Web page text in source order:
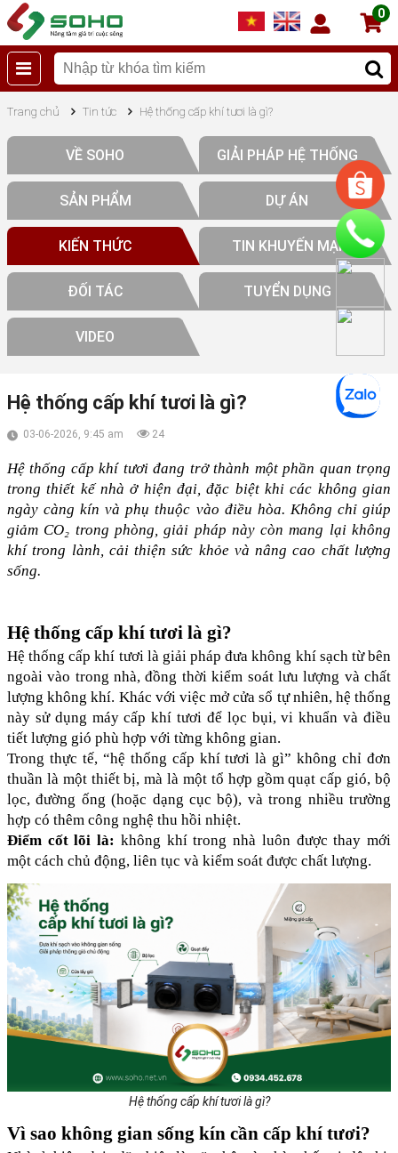
0
Trang chủ Tin tức Hệ thống cấp khí tươi là gì?
VỀ SOHO GIẢI PHÁP HỆ THỐNG
SẢN PHẨM DỰ ÁN
KIẾN THỨC TIN KHUYẾN MẠI
ĐỐI TÁC TUYỂN DỤNG
VIDEO
Hệ thống cấp khí tươi là gì?
03-06-2026, 9:45 am 24
Hệ thống cấp khí tươi đang trở thành một phần quan trọng
trong thiết kế nhà ở hiện đại, đặc biệt khi các không gian
ngày càng kín và phụ thuộc vào điều hòa. Không chỉ giúp
giảm CO₂ trong phòng, giải pháp này còn mang lại không
khí trong lành, cải thiện sức khỏe và nâng cao chất lượng
sống.
Hệ thống cấp khí tươi là gì?
Hệ thống cấp khí tươi là giải pháp đưa không khí sạch từ bên
ngoài vào trong nhà, đồng thời kiểm soát lưu lượng và chất
lượng không khí. Khác với việc mở cửa sổ tự nhiên, hệ thống
này sử dụng máy cấp khí tươi để lọc bụi, vi khuẩn và điều
tiết lượng gió phù hợp với từng không gian.
Trong thực tế, “hệ thống cấp khí tươi là gì” không chỉ đơn
thuần là một thiết bị, mà là một tổ hợp gồm quạt cấp gió, bộ
lọc, đường ống (hoặc dạng cục bộ), và trong nhiều trường
hợp có thêm công nghệ thu hồi nhiệt.
Điểm cốt lõi là: không khí trong nhà luôn được thay mới
một cách chủ động, liên tục và kiểm soát được chất lượng.
Hệ thống cấp khí tươi là gì?
Vì sao không gian sống kín cần cấp khí tươi?